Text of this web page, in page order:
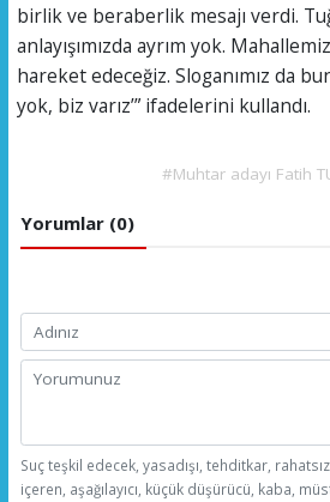
birlik ve beraberlik mesajı verdi.
anlayışımızda ayrım yok.
hareket edeceğiz. Sloganımız da
yok, biz varız’” ifadelerini kullandı.
#Muhtar adayı Fatih
Yorumlar (0)
Suç teşkil edecek, yasadışı, tehditkar,
içeren, aşağılayıcı, küçük düşürücü, kaba,